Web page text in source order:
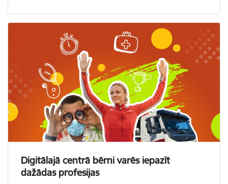
Digitālajā centrā bērni varēs iepazīt
dažādas profesijas